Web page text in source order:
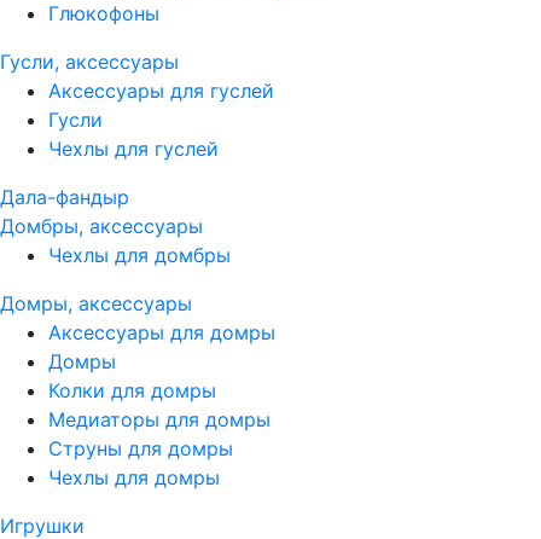
Глюкофоны
Гусли, аксессуары
Аксессуары для гуслей
Гусли
Чехлы для гуслей
Дала-фандыр
Домбры, аксессуары
Чехлы для домбры
Домры, аксессуары
Аксессуары для домры
Домры
Колки для домры
Медиаторы для домры
Струны для домры
Чехлы для домры
Игрушки